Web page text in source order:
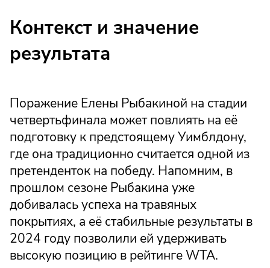
Контекст и значение
результата
Поражение Елены Рыбакиной на стадии
четвертьфинала может повлиять на её
подготовку к предстоящему Уимблдону,
где она традиционно считается одной из
претенденток на победу. Напомним, в
прошлом сезоне Рыбакина уже
добивалась успеха на травяных
покрытиях, а её стабильные результаты в
2024 году позволили ей удерживать
высокую позицию в рейтинге WTA.